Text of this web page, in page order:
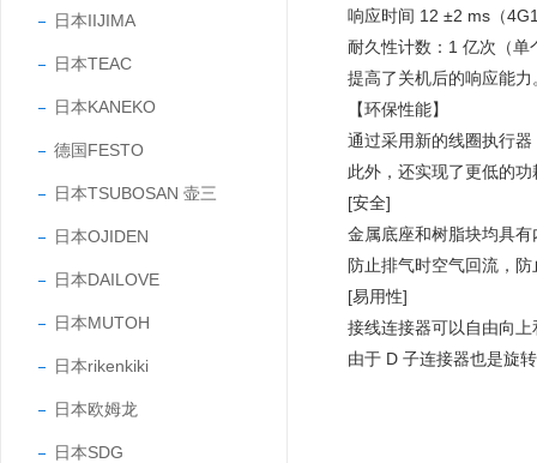
日本IIJIMA
日本TEAC
日本KANEKO
德国FESTO
日本TSUBOSAN 壶三
日本OJIDEN
日本DAILOVE
日本MUTOH
日本rikenkiki
日本欧姆龙
日本SDG
响应时间 12 ±2 ms（
耐久性计数：1 亿次（单
提高了关机后的响应能力
【环保性能】
通过采用新的线圈执行
此外，还实现了更低的
[安全]
金属底座和树脂块均具
防止排气时空气回流，
[易用性]
接线连接器可以自由向
由于 D 子连接器也是旋